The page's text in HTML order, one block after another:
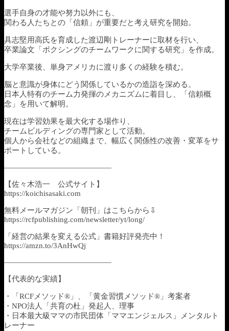
選手自身の才能や努力以外にも、
関わる人たちとの「信頼」が重要だと考え研究を開始。
具志堅用高氏を育成した渡辺剛トレーナーに取材を行い、
卒業論文「ボクシングのチームワークに関する研究」を作成。
大学卒業後、単身アメリカに渡り多くの経験を積む。
脳と意識が身体にどう関係しているかの造詣を深める。
日本人特有のチーム力発揮のメカニズムに着目し、「信頼概
念」を用いて解明。
現在は学習効果を最大化する場作り、
チームビルディングの専門家として活動。
個人から会社などの組織まで、幅広く関係性の改善・変革をサ
ポートしている。
——————————————
【佐々木浩一 公式サイト】
https://koichisasaki.com
無料メールマガジン「朝刊」はこちらから⇩
https://rcfpublishing.com/newsletter/yt/long/
「経営の結果を変える公式」書籍好評発売中！
https://amzn.to/3AnHwQj
——————————————
【代表的な実績】
・「RCFメソッド®」、「黄金習慣メソッド®」考案者
・NPO法人「共育の杜」発起人、理事
・日本最大級ママの市民団体「ママエンジェルス」メンタルト
レーナー